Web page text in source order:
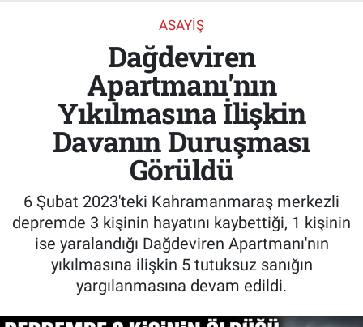
ASAYIŞ
Dağdeviren
Apartmanı'nın
Yıkılmasına İlişkin
Davanın Duruşması
Görüldü
6 Şubat 2023'teki Kahramanmaraş merkezli
depremde 3 kişinin hayatını kaybettiği, 1 kişinin
ise yaralandığı Dağdeviren Apartmanı'nın
yıkılmasına ilişkin 5 tutuksuz sanığın
yargılanmasına devam edildi.